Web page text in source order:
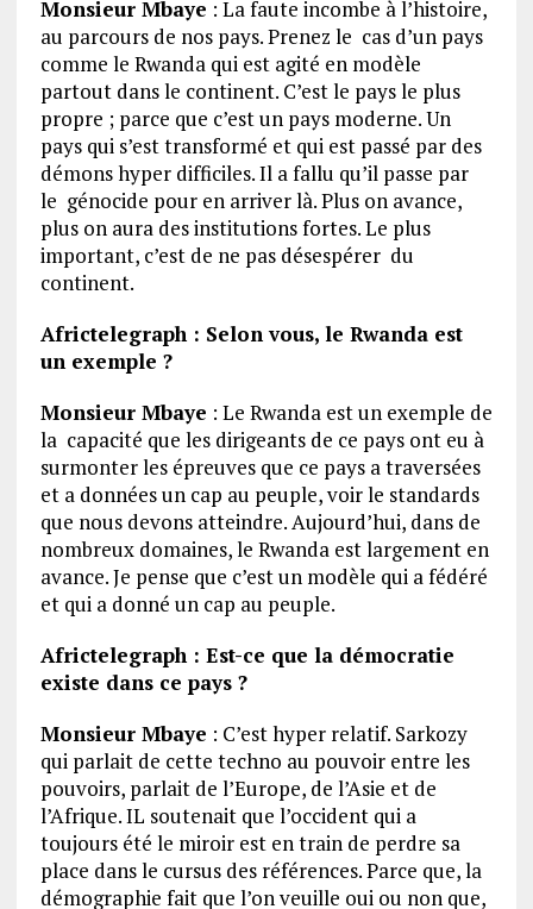
Monsieur Mbaye : La faute incombe à l’histoire,
au parcours de nos pays. Prenez le cas d’un pays
comme le Rwanda qui est agité en modèle
partout dans le continent. C’est le pays le plus
propre ; parce que c’est un pays moderne. Un
pays qui s’est transformé et qui est passé par des
démons hyper difficiles. Il a fallu qu’il passe par
le génocide pour en arriver là. Plus on avance,
plus on aura des institutions fortes. Le plus
important, c’est de ne pas désespérer du
continent.
Africtelegraph : Selon vous, le Rwanda est
un exemple ?
Monsieur Mbaye : Le Rwanda est un exemple de
la capacité que les dirigeants de ce pays ont eu à
surmonter les épreuves que ce pays a traversées
et a données un cap au peuple, voir le standards
que nous devons atteindre. Aujourd’hui, dans de
nombreux domaines, le Rwanda est largement en
avance. Je pense que c’est un modèle qui a fédéré
et qui a donné un cap au peuple.
Africtelegraph : Est-ce que la démocratie
existe dans ce pays ?
Monsieur Mbaye : C’est hyper relatif. Sarkozy
qui parlait de cette techno au pouvoir entre les
pouvoirs, parlait de l’Europe, de l’Asie et de
l’Afrique. IL soutenait que l’occident qui a
toujours été le miroir est en train de perdre sa
place dans le cursus des références. Parce que, la
démographie fait que l’on veuille oui ou non que,